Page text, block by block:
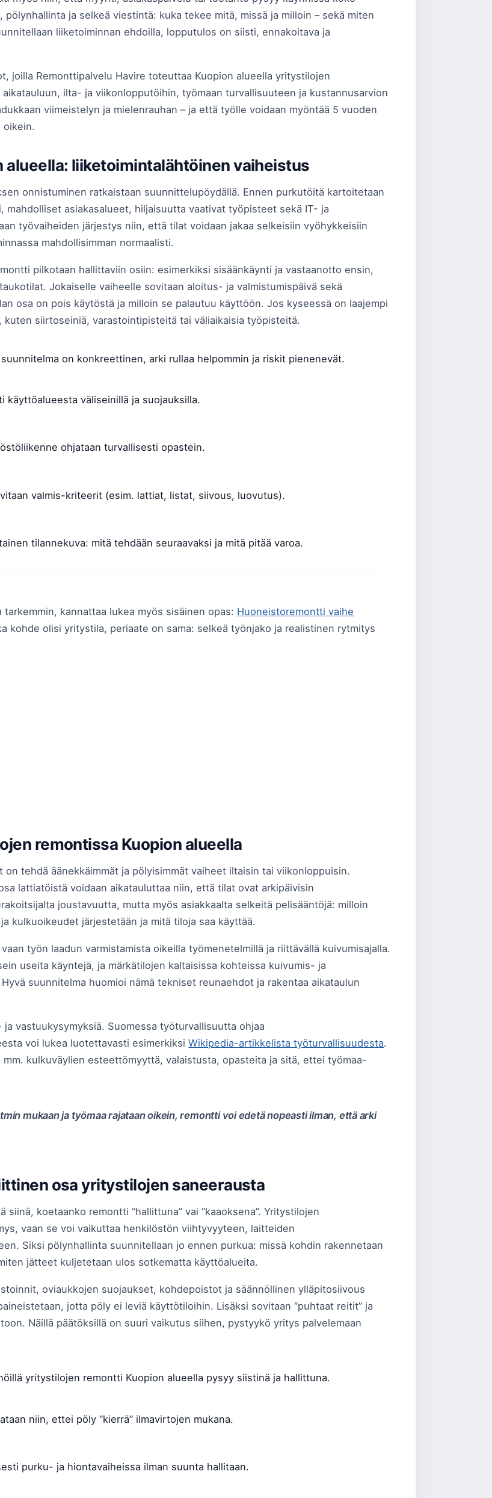
ja selkeä viestintä: kuka tekee mitä, missä ja milloin – sekä miten
liiketoiminnan ehdoilla, lopputulos on siisti, ennakoitava ja
joilla Remonttipalvelu Havire toteuttaa Kuopion alueella yritystilojen
ilta- ja viikonlopputöihin, työmaan turvallisuuteen ja kustannusarvion
viimeistelyn ja mielenrauhan – ja että työlle voidaan myöntää 5 vuoden
oikein.
liiketoimintalähtöinen vaiheistus
onnistuminen ratkaistaan suunnittelupöydällä. Ennen purkutöitä kartoitetaan
asiakasalueet, hiljaisuutta vaativat työpisteet sekä IT- ja
työvaiheiden järjestys niin, että tilat voidaan jakaa selkeisiin vyöhykkeisiin
mahdollisimman normaalisti.
pilkotaan hallittaviin osiin: esimerkiksi sisäänkäynti ja vastaanotto ensin,
Jokaiselle vaiheelle sovitaan aloitus- ja valmistumispäivä sekä
osa on pois käytöstä ja milloin se palautuu käyttöön. Jos kyseessä on laajempi
kuten siirtoseiniä, varastointipisteitä tai väliaikaisia työpisteitä.
suunnitelma on konkreettinen, arki rullaa helpommin ja riskit pienenevät.
käyttöalueesta väliseinillä ja suojauksilla.
ohjataan turvallisesti opastein.
valmis-kriteerit (esim. lattiat, listat, siivous, luovutus).
tilannekuva: mitä tehdään seuraavaksi ja mitä pitää varoa.
kannattaa lukea myös sisäinen opas: Huoneistoremontti vaihe
kohde olisi yritystila, periaate on sama: selkeä työnjako ja realistinen rytmitys
remontissa Kuopion alueella
tehdä äänekkäimmät ja pölyisimmät vaiheet iltaisin tai viikonloppuisin.
lattiatöistä voidaan aikatauluttaa niin, että tilat ovat arkipäivisin
joustavuutta, mutta myös asiakkaalta selkeitä pelisääntöjä: milloin
kulkuoikeudet järjestetään ja mitä tiloja saa käyttää.
työn laadun varmistamista oikeilla työmenetelmillä ja riittävällä kuivumisajalla.
useita käyntejä, ja märkätilojen kaltaisissa kohteissa kuivumis- ja
suunnitelma huomioi nämä tekniset reunaehdot ja rakentaa aikataulun
vastuukysymyksiä. Suomessa työturvallisuutta ohjaa
voi lukea luotettavasti esimerkiksiWikipedia-artikkelista työturvallisuudesta.
kulkuväylien esteettömyyttä, valaistusta, opasteita ja sitä, ettei työmaa-
mukaan ja työmaa rajataan oikein, remontti voi edetä nopeasti ilman, että arki
osa yritystilojen saneerausta
koetaanko remontti “hallittuna” vai “kaaoksena”. Yritystilojen
vaan se voi vaikuttaa henkilöstön viihtyvyyteen, laitteiden
Siksi pölynhallinta suunnitellaan jo ennen purkua: missä kohdin rakennetaan
jätteet kuljetetaan ulos sotkematta käyttöalueita.
oviaukkojen suojaukset, kohdepoistot ja säännöllinen ylläpitosiivous
jotta pöly ei leviä käyttötiloihin. Lisäksi sovitaan “puhtaat reitit” ja
Näillä päätöksillä on suuri vaikutus siihen, pystyykö yritys palvelemaan
yritystilojen remontti Kuopion alueella pysyy siistinä ja hallittuna.
niin, ettei pöly “kierrä” ilmavirtojen mukana.
purku- ja hiontavaiheissa ilman suunta hallitaan.